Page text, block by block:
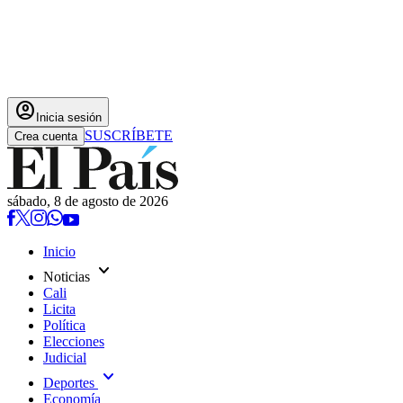
account_circle Inicia sesión
Crea cuenta SUSCRÍBETE
sábado, 8 de agosto de 2026
Inicio
Noticias expand_more
Cali
Licita
Política
Elecciones
Judicial
Deportes expand_more
Economía